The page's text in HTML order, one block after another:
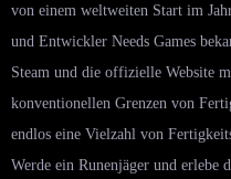
von einem weltweiten Start im
und Entwickler Needs Games
Steam und die offizielle Website
konventionellen Grenzen von
endlos eine Vielzahl von
Werde ein Runenjäger und erlebe